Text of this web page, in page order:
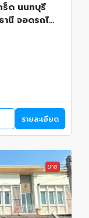
ร็ด นนทบุรี
านี จอดรถได้
รายละเอียด
ขาย